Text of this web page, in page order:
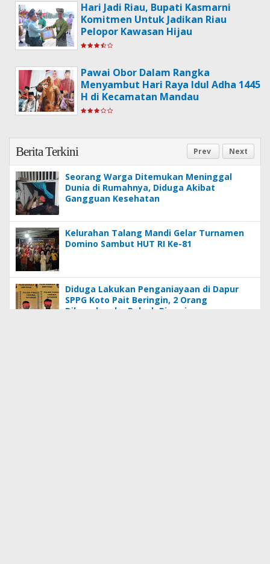
Hari Jadi Riau, Bupati Kasmarni
Komitmen Untuk Jadikan Riau
Pelopor Kawasan Hijau
Pawai Obor Dalam Rangka
Menyambut Hari Raya Idul Adha 1445
H di Kecamatan Mandau
Prev Next
Berita Terkini
Seorang Warga Ditemukan Meninggal
Dunia di Rumahnya, Diduga Akibat
Gangguan Kesehatan
Kelurahan Talang Mandi Gelar Turnamen
Domino Sambut HUT RI Ke-81
Diduga Lakukan Penganiayaan di Dapur
SPPG Koto Pait Beringin, 2 Orang
Dilaporkan ke Polsek Pinggir